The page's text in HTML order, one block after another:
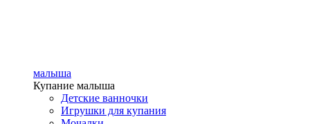
малыша
Купание малыша
Детские ванночки
Игрушки для купания